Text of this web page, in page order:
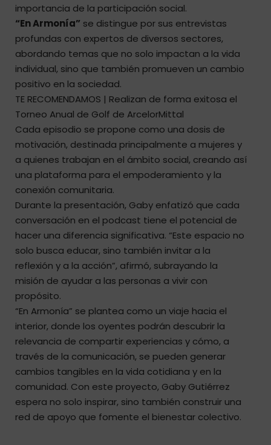
importancia de la participación social.
“En Armonía” se distingue por sus entrevistas
profundas con expertos de diversos sectores,
abordando temas que no solo impactan a la vida
individual, sino que también promueven un cambio
positivo en la sociedad.
TE RECOMENDAMOS | Realizan de forma exitosa el
Torneo Anual de Golf de ArcelorMittal
Cada episodio se propone como una dosis de
motivación, destinada principalmente a mujeres y
a quienes trabajan en el ámbito social, creando así
una plataforma para el empoderamiento y la
conexión comunitaria.
Durante la presentación, Gaby enfatizó que cada
conversación en el podcast tiene el potencial de
hacer una diferencia significativa. “Este espacio no
solo busca educar, sino también invitar a la
reflexión y a la acción”, afirmó, subrayando la
misión de ayudar a las personas a vivir con
propósito.
“En Armonía” se plantea como un viaje hacia el
interior, donde los oyentes podrán descubrir la
relevancia de compartir experiencias y cómo, a
través de la comunicación, se pueden generar
cambios tangibles en la vida cotidiana y en la
comunidad. Con este proyecto, Gaby Gutiérrez
espera no solo inspirar, sino también construir una
red de apoyo que fomente el bienestar colectivo.